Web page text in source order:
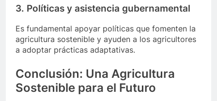
3. Políticas y asistencia gubernamental
Es fundamental apoyar políticas que fomenten la
agricultura sostenible y ayuden a los agricultores
a adoptar prácticas adaptativas.
Conclusión: Una Agricultura
Sostenible para el Futuro